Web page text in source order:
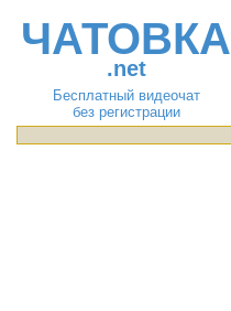
ЧАТОВКА
.net
Бесплатный видеочат
без регистрации